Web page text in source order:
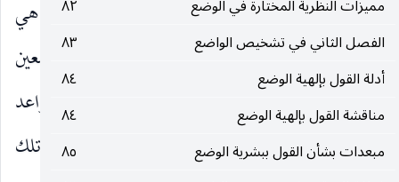
مميزات النظرية المختارة في الوضع
٨٢
الفصل الثاني في تشخيص الواضع
٨٣
أدلة القول بإلهية الوضع
٨٤
مناقشة القول بإلهية الوضع
٨٤
مبعدات بشأن القول ببشرية الوضع
٨٥
مثلا أو بعض المسائل اللغوية ، فان وثاقة الراوي التي هي
مسألة رجالية ، أو ظهور كلمة ( الصعيد ) في معنى معين
وهو مسألة لغوية ، يمكن اعتبارهما أيضا من القواعد
الممهدة لاستنباط الحكم الشرعي المرتبط بمدلول تلك